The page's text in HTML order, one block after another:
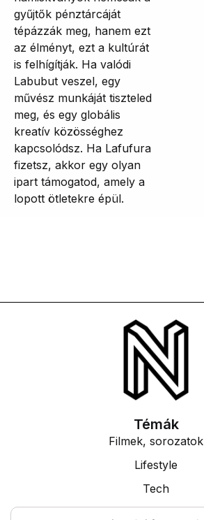
gyűjtők pénztárcáját
tépázzák meg, hanem ezt
az élményt, ezt a kultúrát
is felhígítják. Ha valódi
Labubut veszel, egy
művész munkáját tiszteled
meg, és egy globális
kreatív közösséghez
kapcsolódsz. Ha Lafufura
fizetsz, akkor egy olyan
ipart támogatod, amely a
lopott ötletekre épül.
Témák
Filmek, sorozatok
Lifestyle
Tech
Tudás